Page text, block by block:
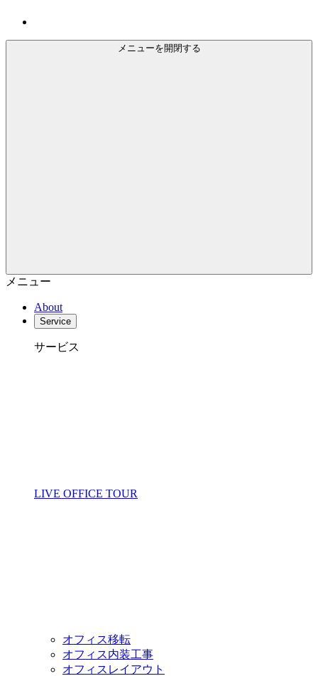
メニューを開閉する
メニュー
About
Service
サービス
LIVE OFFICE TOUR
オフィス移転
オフィス内装工事
オフィスレイアウト